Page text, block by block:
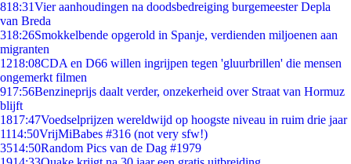
818:31Vier aanhoudingen na doodsbedreiging burgemeester Depla
van Breda
318:26Smokkelbende opgerold in Spanje, verdienden miljoenen aan
migranten
1218:08CDA en D66 willen ingrijpen tegen 'gluurbrillen' die mensen
ongemerkt filmen
917:56Benzineprijs daalt verder, onzekerheid over Straat van Hormuz
blijft
1817:47Voedselprijzen wereldwijd op hoogste niveau in ruim drie jaar
1114:50VrijMiBabes #316 (not very sfw!)
3514:50Random Pics van de Dag #1979